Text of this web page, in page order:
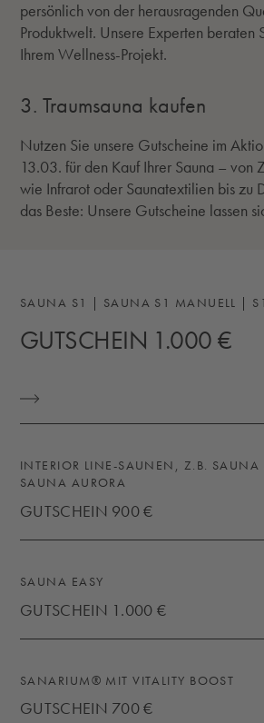
persönlich von der herausragenden
Produktwelt. Unsere Experten beraten
Ihrem Wellness-Projekt.
3. Traumsauna kaufen
Nutzen Sie unsere Gutscheine im
13.03. für den Kauf Ihrer Sauna – von
wie Infrarot oder Saunatextilien bis zu
das Beste: Unsere Gutscheine lassen
SAUNA S1 | SAUNA S1 MANUELL |
GUTSCHEIN 1.000 €
KONTAKT
INTERIOR LINE-SAUNEN, Z.B. SAUNA
SAUNA AURORA
GUTSCHEIN 900 €
SAUNA EASY
GUTSCHEIN 1.000 €
SANARIUM® MIT VITALITY BOOST
GUTSCHEIN 700 €